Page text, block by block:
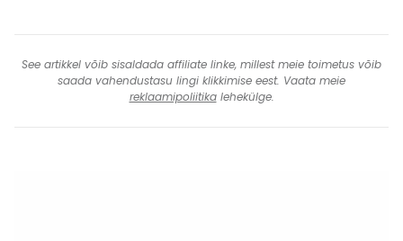
See artikkel võib sisaldada affiliate linke, millest meie toimetus võib
saada vahendustasu lingi klikkimise eest. Vaata meie
reklaamipoliitikalehekülge.